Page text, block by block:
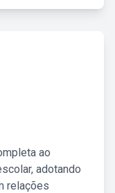
ao
adotando
relações